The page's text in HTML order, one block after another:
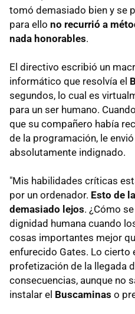
tomó demasiado bien y se
para ello no recurrió a
nada honorables.
El directivo escribió un
informático que resolvía el
segundos, lo cual es
para un ser humano.
que su compañero había
de la programación, le
absolutamente indignado.
"Mis habilidades críticas
por un ordenador. Esto de
demasiado lejos. ¿Cómo
dignidad humana cuando
cosas importantes mejor
enfurecido Gates. Lo cierto
profetización de la llegada
consecuencias, aunque no
instalar el Buscaminas o